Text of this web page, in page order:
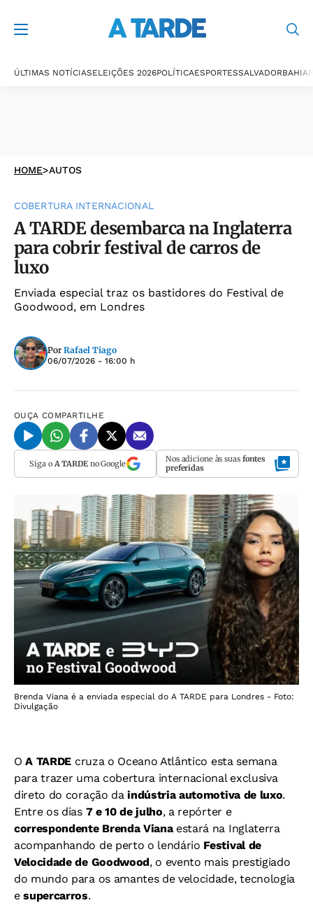
ÚLTIMAS NOTÍCIASELEIÇÕES 2026POLÍTICAESPORTESSALVADORBAHIA
HOME>AUTOS
COBERTURA INTERNACIONAL
A TARDE desembarca na Inglaterra
para cobrir festival de carros de
luxo
Enviada especial traz os bastidores do Festival de
Goodwood, em Londres
Por Rafael Tiago
06/07/2026 - 16:00 h
OUÇA COMPARTILHE
Siga o A TARDEno Google Nos adicione às suas fontes
preferidas
Brenda Viana é a enviada especial do A TARDE para Londres - Foto:
Divulgação
OA TARDE cruza o Oceano Atlântico esta semana
para trazer uma cobertura internacional exclusiva
direto do coração daindústria automotiva de luxo.
Entre os dias 7 e 10 de julho, a repórter e
correspondente Brenda Vianaestará na Inglaterra
acompanhando de perto o lendário Festival de
Velocidade de Goodwood, o evento mais prestigiado
do mundo para os amantes de velocidade, tecnologia
esupercarros.